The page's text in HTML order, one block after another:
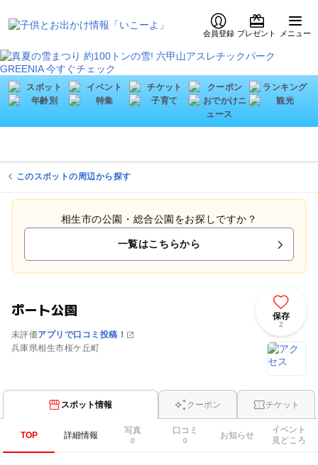
会員登録 プレゼント メニュー
このスポットの周辺から探す
相生市の公園・総合公園をお探しですか？
一覧はこちらから
ポート公園
未評価アプリで口コミ投稿！
兵庫県相生市桜ケ丘町
保存
2
スポット情報 クーポン チケット
TOP 詳細情報 写真
0
口コミ
0
お知らせ
イベント
見どころ